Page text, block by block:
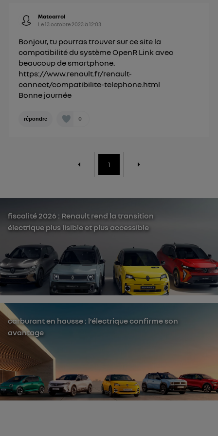
Matcarrol
Le13 octobre 2023 à12:03
Bonjour, tu pourras trouver sur ce site la
compatibilité du système OpenR Link avec
beaucoup de smartphone.
https://www.renault.fr/renault-
connect/compatibilite-telephone.html
Bonne journée
répondre 0
1
fiscalité 2026 : Renault rend la transition
électrique plus lisible et plus accessible
carburant en hausse : l’électrique confirme son
avantage